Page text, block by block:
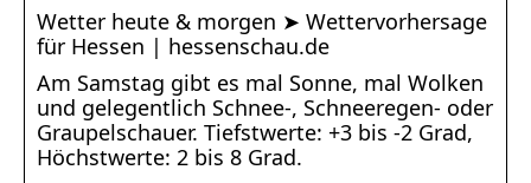
Wetter heute & morgen ➤ Wettervorhersage
für Hessen | hessenschau.de
Am Samstag gibt es mal Sonne, mal Wolken
und gelegentlich Schnee-, Schneeregen- oder
Graupelschauer. Tiefstwerte: +3 bis -2 Grad,
Höchstwerte: 2 bis 8 Grad.